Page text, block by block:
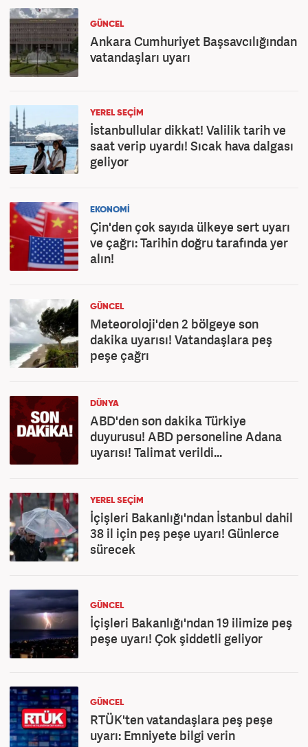
GÜNCEL
Ankara Cumhuriyet Başsavcılığından
vatandaşları uyarı
YEREL SEÇİM
İstanbullular dikkat! Valilik tarih ve
saat verip uyardı! Sıcak hava dalgası
geliyor
EKONOMİ
Çin'den çok sayıda ülkeye sert uyarı
ve çağrı: Tarihin doğru tarafında yer
alın!
GÜNCEL
Meteoroloji'den 2 bölgeye son
dakika uyarısı! Vatandaşlara peş
peşe çağrı
DÜNYA
ABD'den son dakika Türkiye
duyurusu! ABD personeline Adana
uyarısı! Talimat verildi...
YEREL SEÇİM
İçişleri Bakanlığı'ndan İstanbul dahil
38 il için peş peşe uyarı! Günlerce
sürecek
GÜNCEL
İçişleri Bakanlığı'ndan 19 ilimize peş
peşe uyarı! Çok şiddetli geliyor
GÜNCEL
RTÜK'ten vatandaşlara peş peşe
uyarı: Emniyete bilgi verin